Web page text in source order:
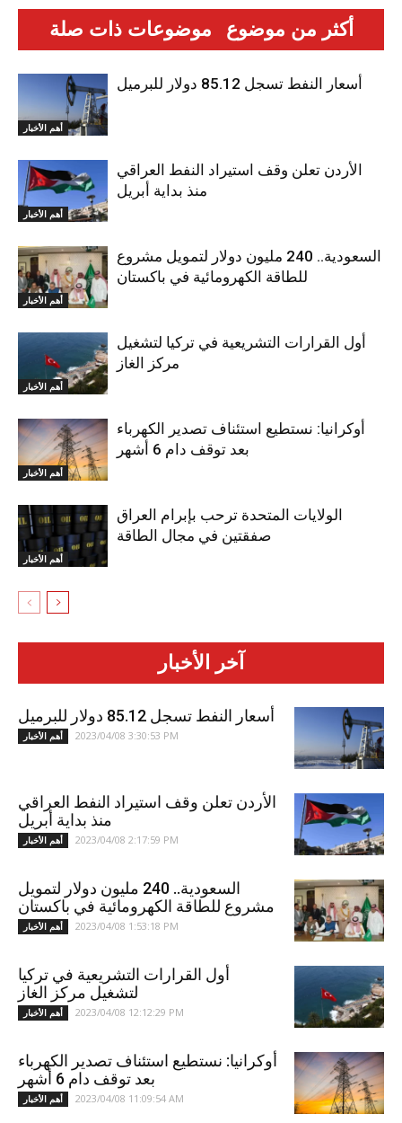
موضوعات ذات صلة أكثر من موضوع
أهم الأخبار
أسعار النفط تسجل 85.12 دولار للبرميل
أهم الأخبار
الأردن تعلن وقف استيراد النفط العراقي
منذ بداية أبريل
أهم الأخبار
السعودية.. 240 مليون دولار لتمويل مشروع
للطاقة الكهرومائية في باكستان
أهم الأخبار
أول القرارات التشريعية في تركيا لتشغيل
مركز الغاز
أهم الأخبار
أوكرانيا: نستطيع استئناف تصدير الكهرباء
بعد توقف دام 6 أشهر
أهم الأخبار
الولايات المتحدة ترحب بإبرام العراق
صفقتين في مجال الطاقة
آخر الأخبار
أسعار النفط تسجل 85.12 دولار للبرميل
أهم الأخبار 2023/04/08 3:30:53 PM
الأردن تعلن وقف استيراد النفط العراقي
منذ بداية أبريل
أهم الأخبار 2023/04/08 2:17:59 PM
السعودية.. 240 مليون دولار لتمويل
مشروع للطاقة الكهرومائية في باكستان
أهم الأخبار 2023/04/08 1:53:18 PM
أول القرارات التشريعية في تركيا
لتشغيل مركز الغاز
أهم الأخبار 2023/04/08 12:12:29 PM
أوكرانيا: نستطيع استئناف تصدير الكهرباء
بعد توقف دام 6 أشهر
أهم الأخبار 2023/04/08 11:09:54 AM